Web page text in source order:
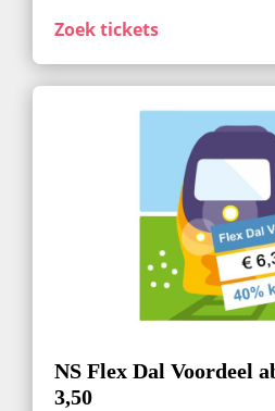
Zoek tickets
NS Flex Dal Voordeel
3,50